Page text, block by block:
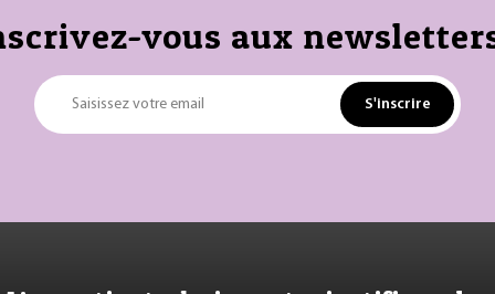
vous aux
Saisissez votre email S'inscrire